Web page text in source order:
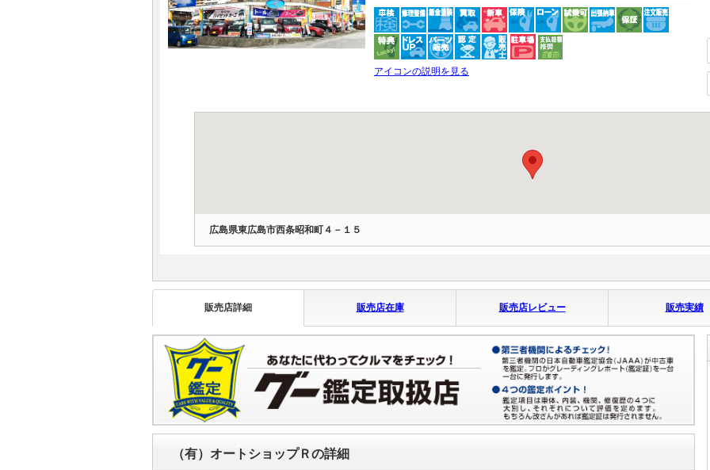
アイコンの説明を見る
広島県東広島市西条昭和町４－１５
販売店詳細 販売店在庫 販売店レビュー 販売実績
（有）オートショップＲの詳細